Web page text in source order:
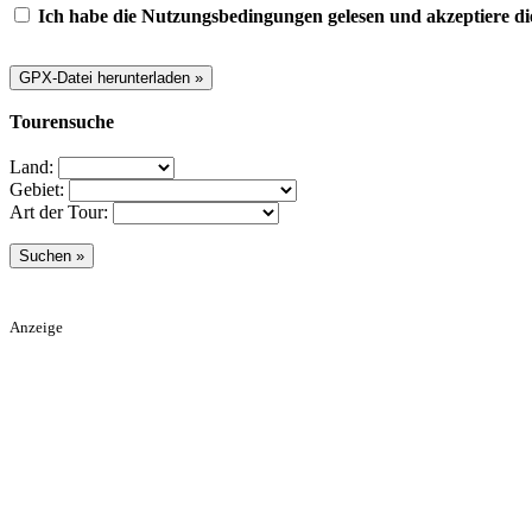
Ich habe die Nutzungsbedingungen gelesen und akzeptiere
Tourensuche
Land:
Gebiet:
Art der Tour:
Anzeige